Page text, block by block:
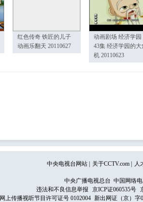
红色传奇 铁匠的儿子
动画乐翻天 20110627
动画剧场 经济学园
43集 经济学园的大
机 20110623
中央电视台网站 关于CCTV.com 人
中央广播电视总台 中国网络
违法和不良信息举报
京ICP证060535号
网上传播视听节目许可证号 0102004 新出网证（京）